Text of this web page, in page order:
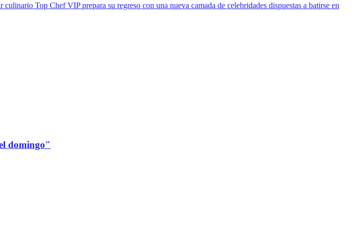
Top Chef VIP prepara su regreso con una nueva camada de celebridades dispuestas a batirse en
domingo"